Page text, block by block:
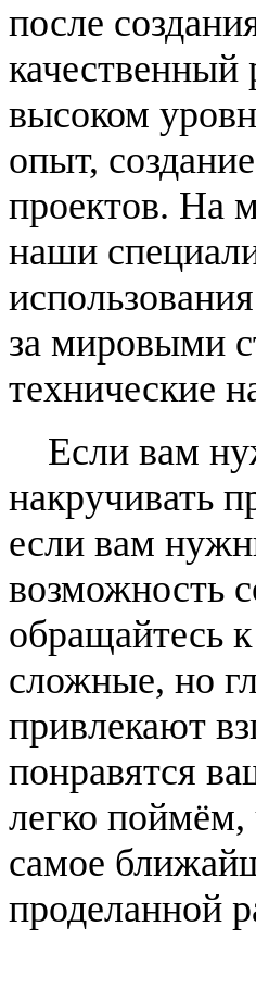
после
качественный
высоком
опыт,
проектов. На
наши
за мировыми
технические
Если вам
накручивать
если вам
возможность
обращайтесь
сложные, но
привлекают
понравятся
легко
самое
проделанной